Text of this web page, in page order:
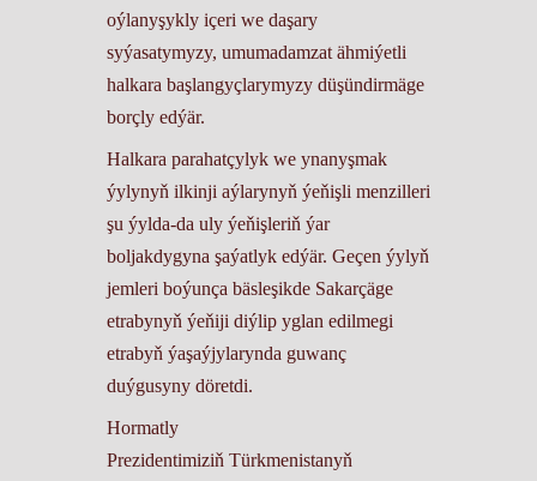
oýlanyşykly içeri we daşary
syýasatymyzy, umumadamzat ähmiýetli
halkara başlangyçlarymyzy düşündirmäge
borçly edýär.
Halkara parahatçylyk we ynanyşmak
ýylynyň ilkinji aýlarynyň ýeňişli menzilleri
şu ýylda-da uly ýeňişleriň ýar
boljakdygyna şaýatlyk edýär. Geçen ýylyň
jemleri boýunça bäsleşikde Sakarçäge
etrabynyň ýeňiji diýlip yglan edilmegi
etrabyň ýaşaýjylarynda guwanç
duýgusyny döretdi.
Hormatly
Prezidentimiziň Türkmenistanyň